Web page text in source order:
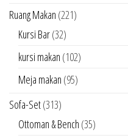
Ruang Makan (221)
Kursi Bar(32)
kursi makan (102)
Meja makan (95)
Sofa-Set(313)
Ottoman & Bench (35)